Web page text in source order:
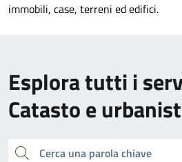
immobili, case, terreni ed edifici.
Esplora tutti i
Catasto e
Cerca una parola chiave